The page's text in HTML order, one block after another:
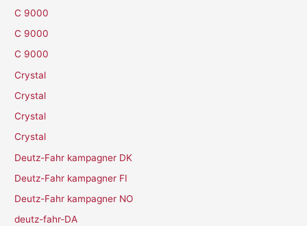
C 9000
C 9000
C 9000
Crystal
Crystal
Crystal
Crystal
Deutz-Fahr kampagner DK
Deutz-Fahr kampagner FI
Deutz-Fahr kampagner NO
deutz-fahr-DA